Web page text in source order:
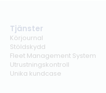
Tjänster
Körjournal
Stöldskydd
Fleet Management System
Utrustningskontroll
Unika kundcase